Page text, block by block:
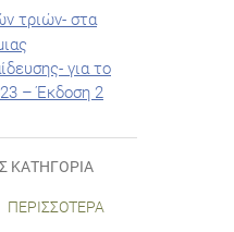
τριών- στα
για το
– Έκδοση 2
ΚΑΤΗΓΟΡΊΑ
ΠΕΡΙΣΣΌΤΕΡΑ